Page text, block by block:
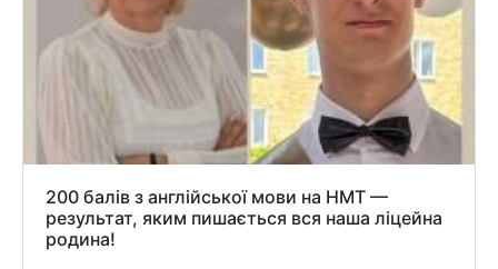
200 балів з англійської мови на НМТ —
результат, яким пишається вся наша ліцейна
родина!